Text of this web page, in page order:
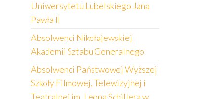
Uniwersytetu Lubelskiego Jana
Pawła II
Absolwenci Nikołajewskiej
Akademii Sztabu Generalnego
Absolwenci Państwowej Wyższej
Szkoły Filmowej, Telewizyjnej i
Teatralnej im. Leona Schillera w